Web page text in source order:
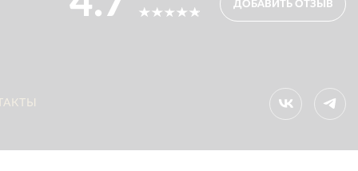
ДОБАВИТЬ ОТЗЫВ